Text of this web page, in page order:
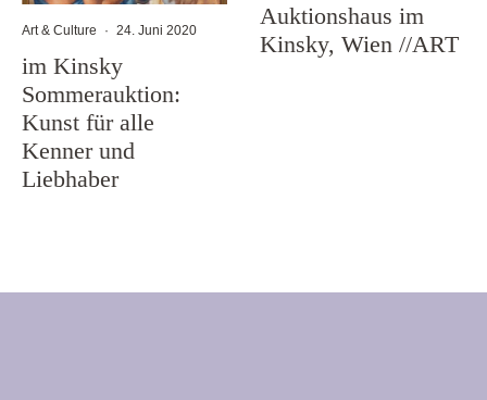
Art & Culture · 24. Juni 2020
im Kinsky
Sommerauktion:
Kunst für alle
Kenner und
Liebhaber
Auktionshaus im
Kinsky, Wien //ART